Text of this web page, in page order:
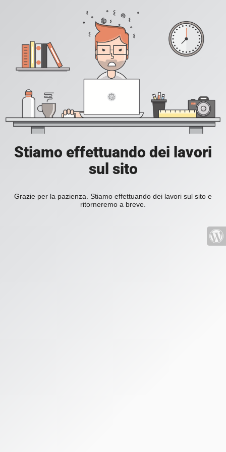
Stiamo effettuando dei lavori
sul sito
Grazie per la pazienza. Stiamo effettuando dei lavori sul sito e
ritorneremo a breve.